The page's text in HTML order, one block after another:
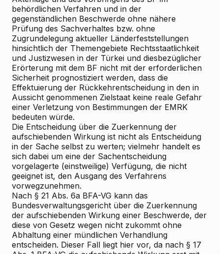
behördlichen Verfahren und in der
gegenständlichen Beschwerde ohne nähere
Prüfung des Sachverhaltes bzw. ohne
Zugrundelegung aktueller Länderfeststellungen
hinsichtlich der Themengebiete Rechtsstaatlichkeit
und Justizwesen in der Türkei und diesbezüglicher
Erörterung mit dem BF nicht mit der erforderlichen
Sicherheit prognostiziert werden, dass die
Effektuierung der Rückkehrentscheidung in den in
Aussicht genommenen Zielstaat keine reale Gefahr
einer Verletzung von Bestimmungen der EMRK
bedeuten würde.
Die Entscheidung über die Zuerkennung der
aufschiebenden Wirkung ist nicht als Entscheidung
in der Sache selbst zu werten; vielmehr handelt es
sich dabei um eine der Sachentscheidung
vorgelagerte (einstweilige) Verfügung, die nicht
geeignet ist, den Ausgang des Verfahrens
vorwegzunehmen.
Nach § 21 Abs. 6a BFA-VG kann das
Bundesverwaltungsgericht über die Zuerkennung
der aufschiebenden Wirkung einer Beschwerde, der
diese von Gesetz wegen nicht zukommt ohne
Abhaltung einer mündlichen Verhandlung
entscheiden. Dieser Fall liegt hier vor, da nach § 17